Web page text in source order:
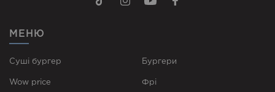
МЕНЮ
Суші бургер
Wow price
Бургери
Фрі